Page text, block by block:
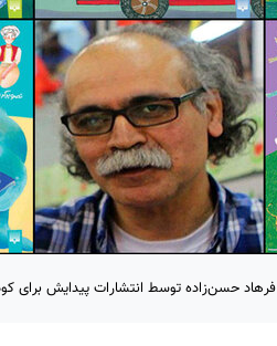
حسن‌زاده توسط انتشارات پیدایش برای